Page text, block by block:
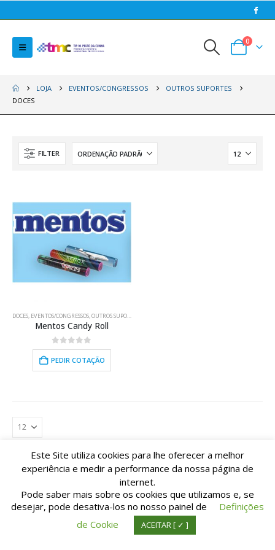
0
LOJA EVENTOS/CONGRESSOS
OUTROS SUPORTES
DOCES
FILTER
DOCES, EVENTOS/CONGRESSOS,OUTROS SUPORTES
Mentos Candy Roll
0out of 5
PEDIR COTAÇÃO
© Copyright TIpografia M. Pinto da Cunha Lda. All Rights Reserved. | Suporte:
Este Site utiliza cookies para lhe oferecer a melhor
experiência e medir a performance da nossa página de
internet.
Pode saber mais sobre os cookies que utilizamos e, se
desejar, pode desativa-los no nosso painel de
Definições
de Cookie
ACEITAR [ ✓ ]